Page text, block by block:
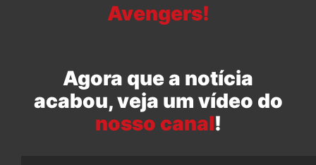
Avengers!
Agora que a notícia
acabou, veja um vídeo do
nosso canal!